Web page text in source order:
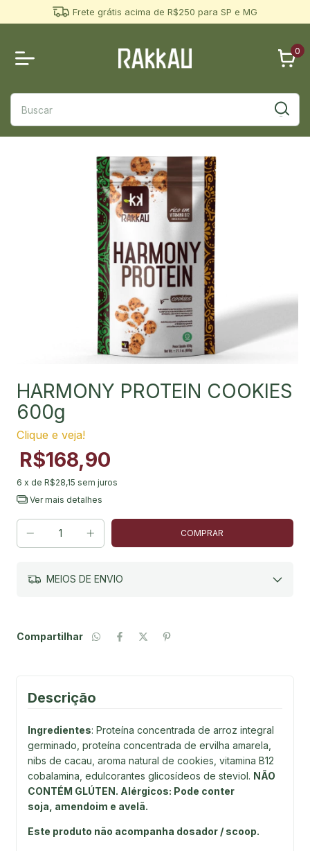
Frete grátis acima de R$250 para SP e MG
0
HARMONY PROTEIN COOKIES
600g
Clique e veja!
R$168,90
6 x de R$28,15 sem juros
Ver mais detalhes
MEIOS DE ENVIO
Compartilhar
Descrição
Ingredientes: Proteína concentrada de arroz integral
germinado, proteína concentrada de ervilha amarela,
nibs de cacau, aroma natural de cookies, vitamina B12
cobalamina, edulcorantes glicosídeos de steviol. NÃO
CONTÉM GLÚTEN. Alérgicos: Pode conter
soja, amendoim e avelã.
Este produto não acompanha dosador / scoop.